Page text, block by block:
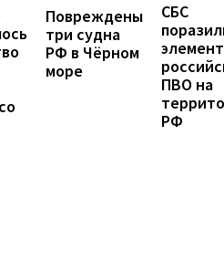
Повреждены
три судна
РФ в Чёрном
море
СБС
ПВО на
РФ